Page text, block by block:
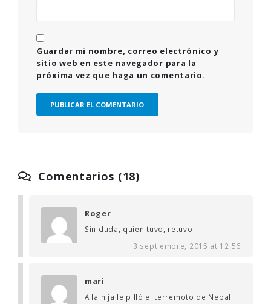
Guardar mi nombre, correo electrónico y
sitio web en este navegador para la
próxima vez que haga un comentario.
Comentarios (18)
Roger
Sin duda, quien tuvo, retuvo.
3 septiembre, 2015 at 12:56
mari
A la hija le pilló el terremoto de Nepal